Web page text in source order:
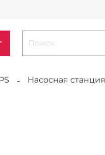
Насосная станция